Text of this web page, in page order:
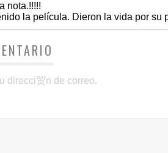
nota.!!!!!
la película. Dieron la vida por su
direcci贸n de correo.